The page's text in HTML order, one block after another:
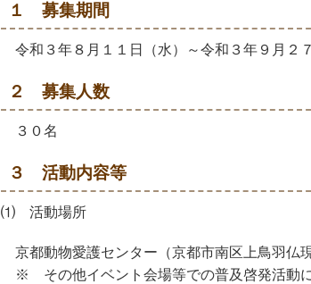
１ 募集期間
令和３年８月１１日（水）～令和３年９月２
２ 募集人数
３０名
３ 活動内容等
⑴ 活動場所
京都動物愛護センター（京都市南区上鳥羽仏
※ その他イベント会場等での普及啓発活動に